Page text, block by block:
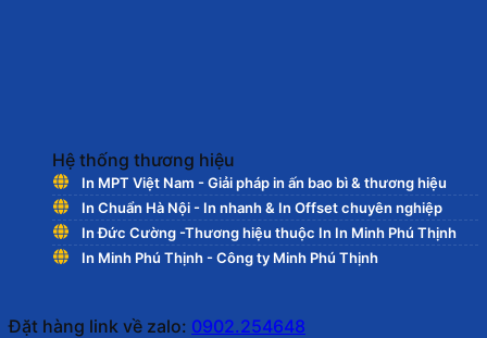
Hệ thống thương hiệu
In MPT Việt Nam - Giải pháp in ấn bao bì & thương hiệu
In Chuẩn Hà Nội - In nhanh & In Offset chuyên nghiệp
In Đức Cường -Thương hiệu thuộc In In Minh Phú Thịnh
In Minh Phú Thịnh - Công ty Minh Phú Thịnh
Đặt hàng link về zalo: 0902.254648